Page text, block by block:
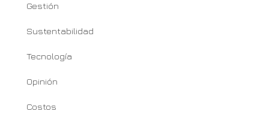
Gestión
Sustentabilidad
Tecnología
Opinión
Costos